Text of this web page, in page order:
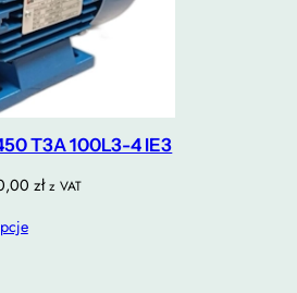
T3A 100L3-4 IE3
złZakres
z VAT